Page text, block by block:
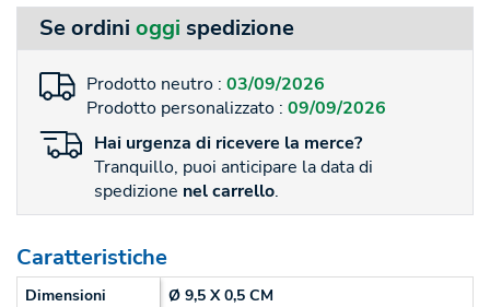
Se ordini oggi spedizione
Prodotto neutro : 03/09/2026
Prodotto personalizzato : 09/09/2026
Hai urgenza di ricevere la merce?
Tranquillo, puoi anticipare la data di
spedizione nel carrello.
Caratteristiche
Dimensioni
Ø 9,5 X 0,5 CM